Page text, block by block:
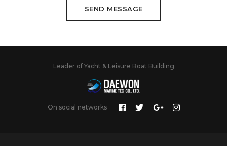
Leader of Yacht & Leisure Boat Building
On social networks